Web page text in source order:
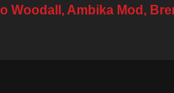
Woodall, Ambika Mod,